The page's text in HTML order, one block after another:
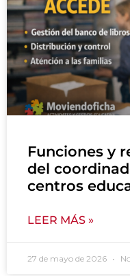
Funciones y
del
centros
LEER MÁS »
27 de mayo de 2026